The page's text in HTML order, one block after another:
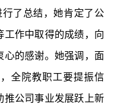
了总结，她肯定了公
工作中取得的成绩，向
心的感谢。她强调，面
全院教职工要提振信
推公司事业发展跃上新